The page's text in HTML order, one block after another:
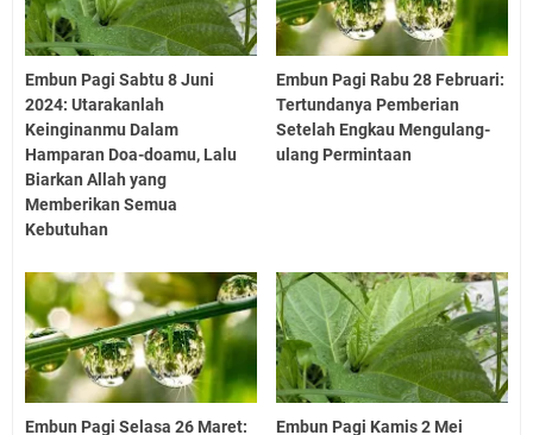
Embun Pagi Sabtu 8 Juni
2024: Utarakanlah
Keinginanmu Dalam
Hamparan Doa-doamu, Lalu
Biarkan Allah yang
Memberikan Semua
Kebutuhan
Embun Pagi Rabu 28 Februari:
Tertundanya Pemberian
Setelah Engkau Mengulang-
ulang Permintaan
Embun Pagi Selasa 26 Maret:
Embun Pagi Kamis 2 Mei